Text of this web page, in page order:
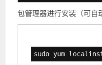
包管理器进行安装（可自
sudo yum